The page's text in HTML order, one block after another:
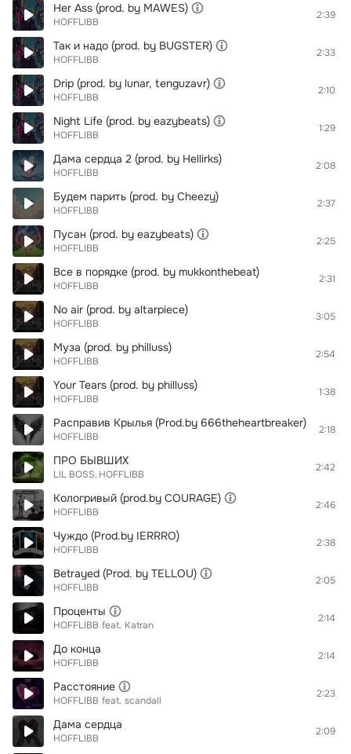
Her Ass (prod. by MAWES)
HOFFLIBB
2:39
Так и надо (prod. by BUGSTER)
HOFFLIBB
2:33
Drip (prod. by lunar, tenguzavr)
HOFFLIBB
2:10
Night Life (prod. by eazybeats)
HOFFLIBB
1:29
Дама сердца 2 (prod. by Hellirks)
HOFFLIBB
2:08
Будем парить (prod. by Cheezy)
HOFFLIBB
2:37
Пусан (prod. by eazybeats)
HOFFLIBB
2:25
Все в порядке (prod. by mukkonthebeat)
HOFFLIBB
2:31
No air (prod. by altarpiece)
HOFFLIBB
3:05
Муза (prod. by philluss)
HOFFLIBB
2:54
Your Tears (prod. by philluss)
HOFFLIBB
1:38
Расправив Крылья (Prod.by 666theheartbreaker)
HOFFLIBB
2:18
ПРО БЫВШИХ
LIL BOSS HOFFLIBB
2:42
Кологривый (prod.by COURAGE)
HOFFLIBB
2:46
Чуждо (Prod.by IERRRO)
HOFFLIBB
2:38
Betrayed (Prod. by TELLOU)
HOFFLIBB
2:05
Проценты
HOFFLIBB feat. Katran
2:14
До конца
HOFFLIBB
2:14
Расстояние
HOFFLIBB feat. scandall
2:23
Дама сердца
HOFFLIBB
2:09